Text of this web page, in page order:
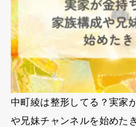
中町綾は整形してる？実家
や兄妹チャンネルを始めた